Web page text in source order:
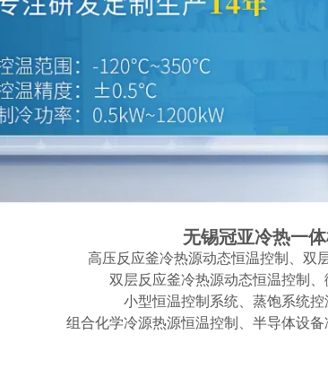
无锡冠亚冷热一
高压反应釜冷热源动态恒温控制、双
双层反应釜冷热源动态恒温控制
小型恒温控制系统、蒸饱系统控
组合化学冷源热源恒温控制、半导体设